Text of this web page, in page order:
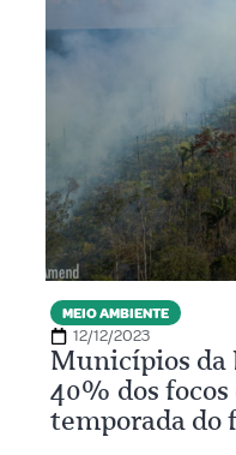
MEIO AMBIENTE
12/12/2023
Municípios da
40% dos
temporada do